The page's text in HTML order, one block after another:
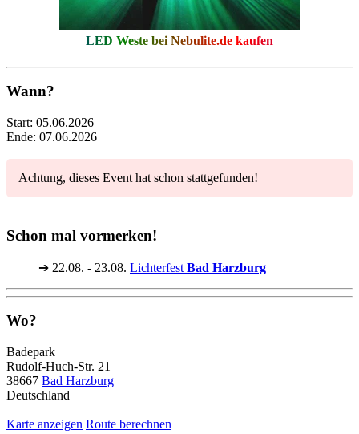
LED Weste bei Nebulite.de kaufen
Wann?
Start: 05.06.2026
Ende: 07.06.2026
Achtung, dieses Event hat schon stattgefunden!
Schon mal vormerken!
➔ 22.08. - 23.08. Lichterfest Bad Harzburg
Wo?
Badepark
Rudolf-Huch-Str. 21
38667 Bad Harzburg
Deutschland
Karte anzeigen Route berechnen